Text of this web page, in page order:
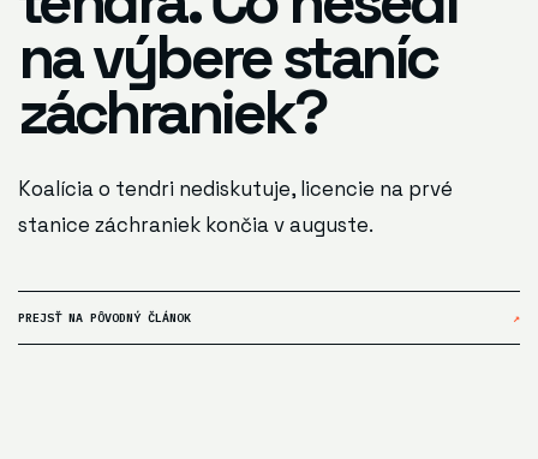
na výbere staníc
záchraniek?
Koalícia o tendri nediskutuje, licencie na prvé
stanice záchraniek končia v auguste.
PREJSŤ NA PÔVODNÝ ČLÁNOK ↗